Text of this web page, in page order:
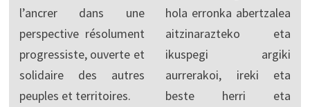
l’ancrer dans une
perspective résolument
progressiste, ouverte et
solidaire des autres
peuples et territoires.
hola erronka abertzalea
aitzinarazteko eta
ikuspegi argiki
aurrerakoi, ireki eta
beste herri eta